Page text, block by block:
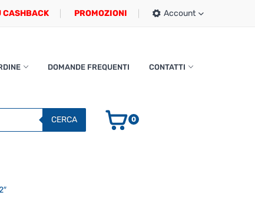
CASHBACK PROMOZIONI Account
DOMANDE FREQUENTI CONTATTI
CERCA 0